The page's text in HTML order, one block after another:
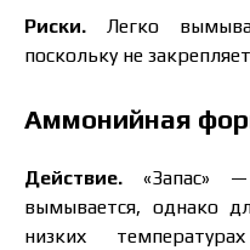
Риски. Легко
поскольку не
Аммонийная
Действие. «Запас»
вымывается, однако
низких